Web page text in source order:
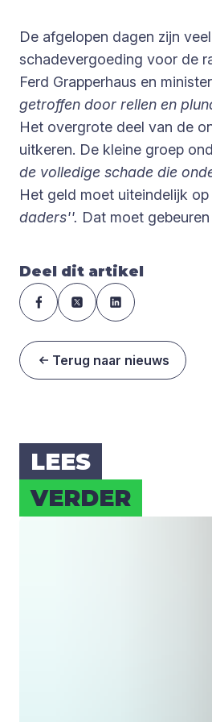
De afgelopen dagen zijn
schadevergoeding voor de
Ferd Grapperhaus en
getroffen door rellen en
Het overgrote deel van de
uitkeren. De kleine groep
de volledige schade die
Het geld moet uiteindelijk
daders''. Dat moet
Deel dit artikel
Terug naar nieuws
LEES
VER­DER